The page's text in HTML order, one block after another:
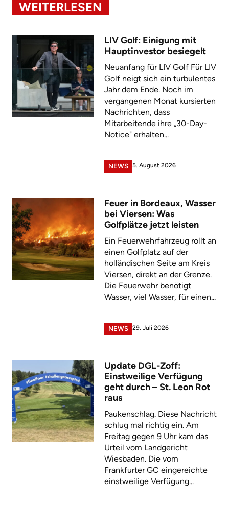
WEITERLESEN
LIV Golf: Einigung mit
Hauptinvestor besiegelt
Neuanfang für LIV Golf Für LIV
Golf neigt sich ein turbulentes
Jahr dem Ende. Noch im
vergangenen Monat kursierten
Nachrichten, dass
Mitarbeitende ihre „30-Day-
Notice" erhalten...
NEWS 5. August 2026
Feuer in Bordeaux, Wasser
bei Viersen: Was
Golfplätze jetzt leisten
Ein Feuerwehrfahrzeug rollt an
einen Golfplatz auf der
holländischen Seite am Kreis
Viersen, direkt an der Grenze.
Die Feuerwehr benötigt
Wasser, viel Wasser, für einen...
NEWS 29. Juli 2026
Update DGL-Zoff:
Einstweilige Verfügung
geht durch – St. Leon Rot
raus
Paukenschlag. Diese Nachricht
schlug mal richtig ein. Am
Freitag gegen 9 Uhr kam das
Urteil vom Landgericht
Wiesbaden. Die vom
Frankfurter GC eingereichte
einstweilige Verfügung...